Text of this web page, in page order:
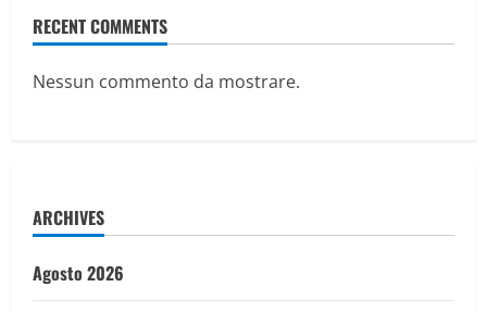
RECENT COMMENTS
Nessun commento da mostrare.
ARCHIVES
Agosto 2026